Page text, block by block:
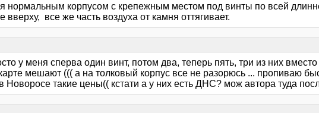
нормальным корпусом с крепежным местом под винты по всей
все же часть воздуха от камня оттягивает.
у меня сперва один винт, потом два, теперь пять, три из них
мешают ((( а на толковый корпус все не разорюсь ... пропиваю
Новоросе такие цены(( кстати а у них есть ДНС? мож автора туда